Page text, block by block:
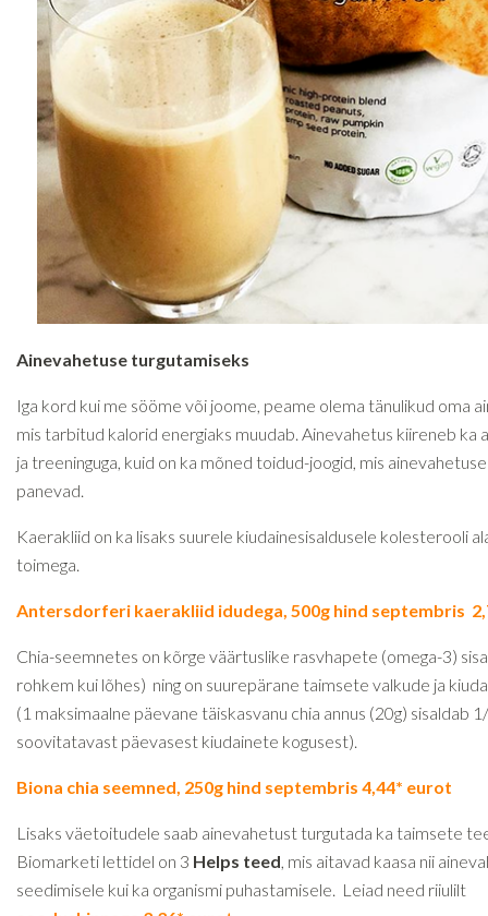
Ainevahetuse turgutamiseks
Iga kord kui me sööme või joome, peame olema tänulikud oma
mis tarbitud kalorid energiaks muudab. Ainevahetus kiireneb ka
ja treeninguga, kuid on ka mõned toidud-joogid, mis
panevad.
Kaerakliid on ka lisaks suurele kiudainesisaldusele kolesterooli
toimega.
Antersdorferi kaerakliid idudega, 500g hind septembris
Chia-seemnetes on kõrge väärtuslike rasvhapete (omega-3)
rohkem kui lõhes) ning on suurepärane taimsete valkude ja
(1 maksimaalne päevane täiskasvanu chia annus (20g) sisaldab
soovitatavast päevasest kiudainete kogusest).
Biona chia seemned, 250g hind septembris 4,44* eurot
Lisaks väetoitudele saab ainevahetust turgutada ka taimsete
Biomarketi lettidel on 3 Helps teed, mis aitavad kaasa nii
seedimisele kui ka organismi puhastamisele. Leiad need riiulilt